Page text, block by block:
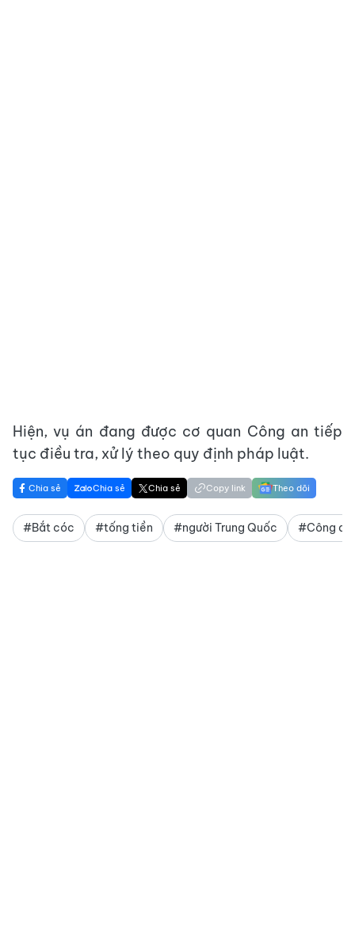
Hiện, vụ án đang được cơ quan Công an tiếp
tục điều tra, xử lý theo quy định pháp luật.
Chia sẻ Chia sẻ Chia sẻ Copy link Theo dõi
#Bắt cóc #tống tiền #người Trung Quốc #Công an